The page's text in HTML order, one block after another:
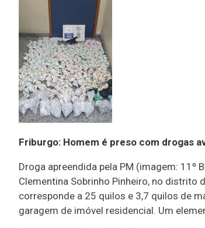
Friburgo: Homem é preso com drogas
Droga apreendida pela PM (imagem: 11º
Clementina Sobrinho Pinheiro, no distrito
corresponde a 25 quilos e 3,7 quilos de
garagem de imóvel residencial. Um